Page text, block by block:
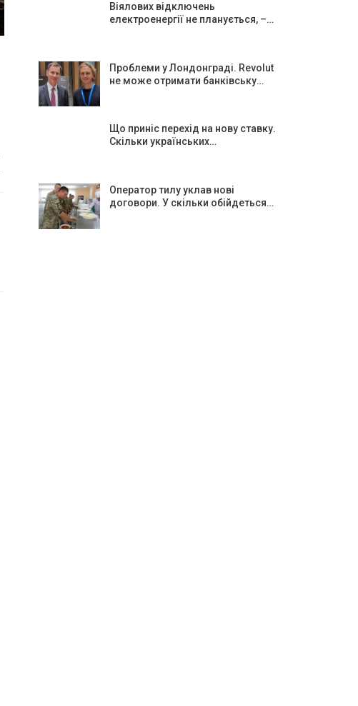
Віялових відключень
електроенергії не планується, –…
Проблеми у Лондонграді. Revolut
не може отримати банківську…
Що приніс перехід на нову ставку.
Скільки українських…
Оператор тилу уклав нові
договори. У скільки обійдеться…